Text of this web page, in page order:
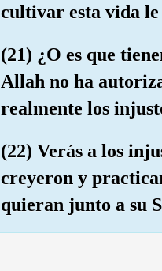
cultivar esta vida
(21) ¿O es que
Allah no ha
realmente los
(22) Verás a los
creyeron y
quieran junto a su